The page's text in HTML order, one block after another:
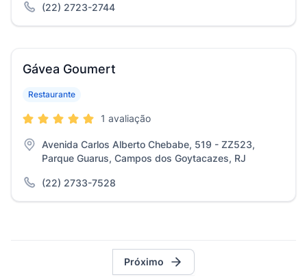
(22) 2723-2744
Gávea Goumert
Restaurante
1 avaliação
Avenida Carlos Alberto Chebabe, 519 - ZZ523,
Parque Guarus, Campos dos Goytacazes, RJ
(22) 2733-7528
Próximo